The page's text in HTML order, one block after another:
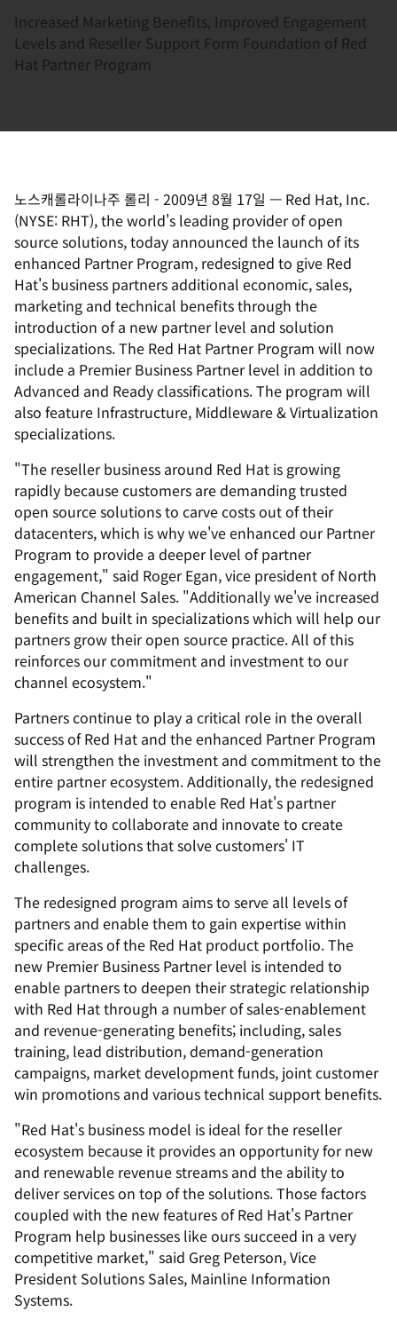
Increased Marketing Benefits, Improved Engagement
Levels and Reseller Support Form Foundation of Red
Hat Partner Program
노스캐롤라이나주 롤리 - 2009년 8월 17일 — Red Hat, Inc.
(NYSE: RHT), the world's leading provider of open
source solutions, today announced the launch of its
enhanced Partner Program, redesigned to give Red
Hat's business partners additional economic, sales,
marketing and technical benefits through the
introduction of a new partner level and solution
specializations. The Red Hat Partner Program will now
include a Premier Business Partner level in addition to
Advanced and Ready classifications. The program will
also feature Infrastructure, Middleware & Virtualization
specializations.
"The reseller business around Red Hat is growing
rapidly because customers are demanding trusted
open source solutions to carve costs out of their
datacenters, which is why we've enhanced our Partner
Program to provide a deeper level of partner
engagement," said Roger Egan, vice president of North
American Channel Sales. "Additionally we've increased
benefits and built in specializations which will help our
partners grow their open source practice. All of this
reinforces our commitment and investment to our
channel ecosystem."
Partners continue to play a critical role in the overall
success of Red Hat and the enhanced Partner Program
will strengthen the investment and commitment to the
entire partner ecosystem. Additionally, the redesigned
program is intended to enable Red Hat's partner
community to collaborate and innovate to create
complete solutions that solve customers' IT
challenges.
The redesigned program aims to serve all levels of
partners and enable them to gain expertise within
specific areas of the Red Hat product portfolio. The
new Premier Business Partner level is intended to
enable partners to deepen their strategic relationship
with Red Hat through a number of sales-enablement
and revenue-generating benefits; including, sales
training, lead distribution, demand-generation
campaigns, market development funds, joint customer
win promotions and various technical support benefits.
"Red Hat's business model is ideal for the reseller
ecosystem because it provides an opportunity for new
and renewable revenue streams and the ability to
deliver services on top of the solutions. Those factors
coupled with the new features of Red Hat's Partner
Program help businesses like ours succeed in a very
competitive market," said Greg Peterson, Vice
President Solutions Sales, Mainline Information
Systems.